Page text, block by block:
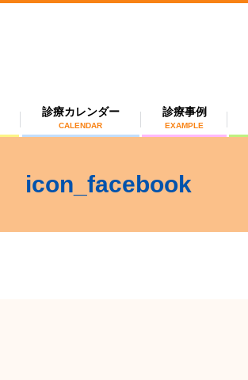
診療カレンダー
CALENDAR
診療事例
EXAMPLE
icon_facebook